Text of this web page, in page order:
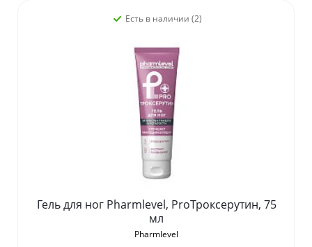
Есть в наличии (2)
Гель для ног Pharmlevel, ProТроксерутин, 75
мл
Pharmlevel